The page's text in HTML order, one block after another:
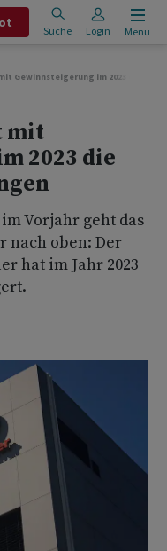
Suche Login Menu
Gewinnsteigerung im 2023 die
mit
2023 die
Vorjahr geht das
nach oben: Der
hat im Jahr 2023